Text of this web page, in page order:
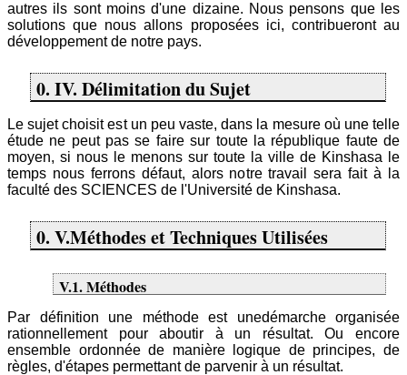
autres ils sont moins d'une dizaine. Nous pensons que les
solutions que nous allons proposées ici, contribueront au
développement de notre pays.
0. IV. Délimitation du Sujet
Le sujet choisit est un peu vaste, dans la mesure où une telle
étude ne peut pas se faire sur toute la république faute de
moyen, si nous le menons sur toute la ville de Kinshasa le
temps nous ferrons défaut, alors notre travail sera fait à la
faculté des SCIENCES de l'Université de Kinshasa.
0. V.Méthodes et Techniques Utilisées
V.1. Méthodes
Par définition une méthode est unedémarche organisée
rationnellement pour aboutir à un résultat. Ou encore
ensemble ordonnée de manière logique de principes, de
règles, d'étapes permettant de parvenir à un résultat.